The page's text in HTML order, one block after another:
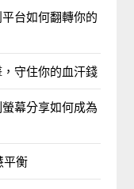
台如何翻轉你的
守住你的血汗錢
幕分享如何成為
平衡